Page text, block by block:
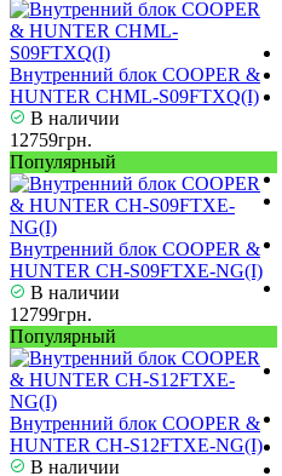
Внутренний блок COOPER &
HUNTER CHML-S09FTXQ(I)
В наличии
12759грн.
Популярный
Внутренний блок COOPER &
HUNTER CH-S09FTXE-NG(I)
В наличии
12799грн.
Популярный
Внутренний блок COOPER &
HUNTER CH-S12FTXE-NG(I)
В наличии